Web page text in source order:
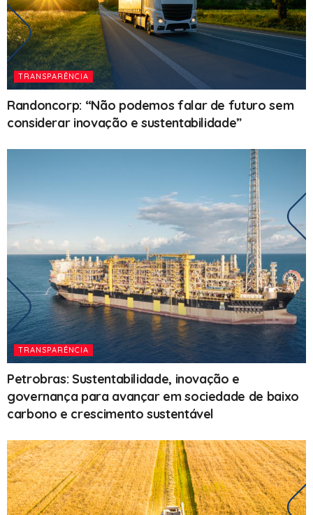
TRANSPARÊNCIA
Randoncorp: “Não podemos falar de futuro sem
considerar inovação e sustentabilidade”
TRANSPARÊNCIA
Petrobras: Sustentabilidade, inovação e
governança para avançar em sociedade de baixo
carbono e crescimento sustentável